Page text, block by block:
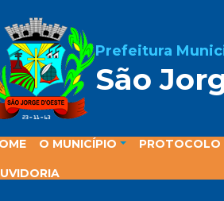
Aberta
Prefeitura
São
O MUNICÍPIO PROTOCOLO